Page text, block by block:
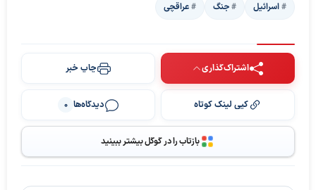
اسرائیل جنگ عراقچی
اشتراک‌گذاری چاپ خبر
کپی لینک کوتاه دیدگاه‌ها 0
بازتاب را در گوگل بیشتر ببینید